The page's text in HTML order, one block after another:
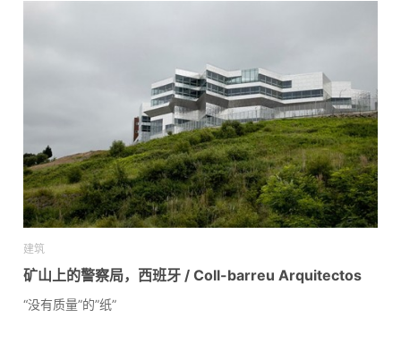
建筑
矿山上的警察局，西班牙 / Coll-barreu Arquitectos
“没有质量”的”纸”